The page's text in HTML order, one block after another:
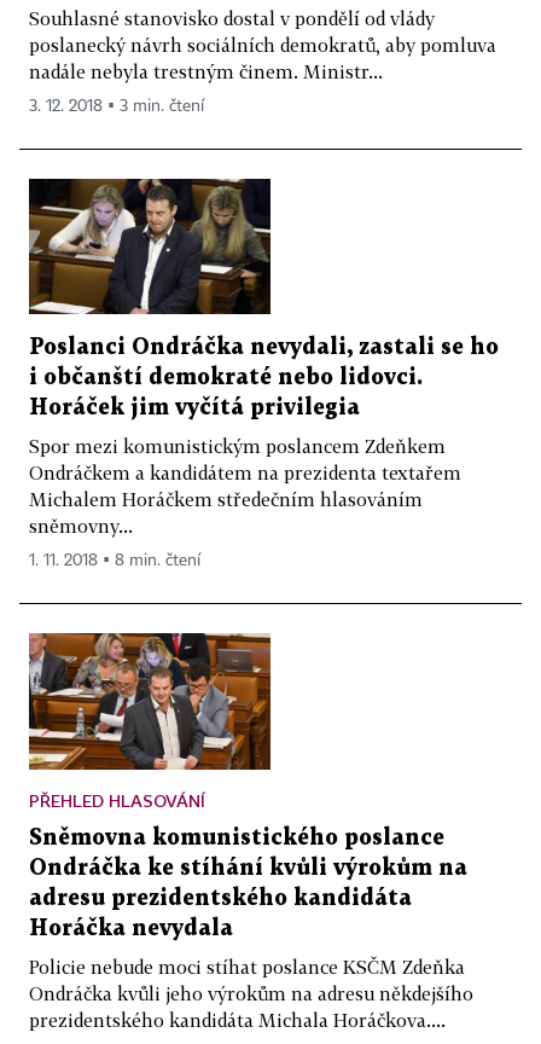
Souhlasné stanovisko dostal v pondělí od vlády
poslanecký návrh sociálních demokratů, aby pomluva
nadále nebyla trestným činem. Ministr...
3. 12. 2018 ▪ 3 min. čtení
Poslanci Ondráčka nevydali, zastali se ho
i občanští demokraté nebo lidovci.
Horáček jim vyčítá privilegia
Spor mezi komunistickým poslancem Zdeňkem
Ondráčkem a kandidátem na prezidenta textařem
Michalem Horáčkem středečním hlasováním
sněmovny...
1. 11. 2018 ▪ 8 min. čtení
PŘEHLED HLASOVÁNÍ
Sněmovna komunistického poslance
Ondráčka ke stíhání kvůli výrokům na
adresu prezidentského kandidáta
Horáčka nevydala
Policie nebude moci stíhat poslance KSČM Zdeňka
Ondráčka kvůli jeho výrokům na adresu někdejšího
prezidentského kandidáta Michala Horáčkova....